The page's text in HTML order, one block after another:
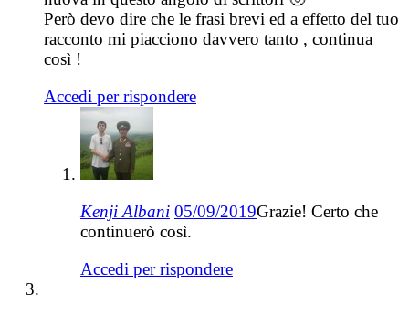
Però devo dire che le frasi brevi ed a effetto del tuo
racconto mi piacciono davvero tanto , continua
così !
Accedi per rispondere
Kenji Albani 05/09/2019Grazie! Certo che
continuerò così.
Accedi per rispondere